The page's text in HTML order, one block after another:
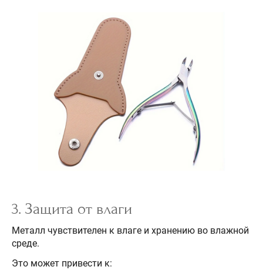
3. Защита от влаги
Металл чувствителен к влаге и хранению во влажной
среде.
Это может привести к: